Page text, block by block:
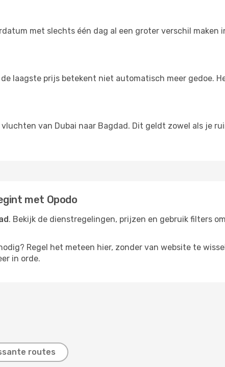
met slechts één dag al een groter verschil maken
laagste prijs betekent niet automatisch meer gedoe.
van Dubai naar Bagdad. Dit geldt zowel als je
met Opodo
. Bekijk de dienstregelingen, prijzen en gebruik filters
Regel het meteen hier, zonder van website te
in orde.
routes